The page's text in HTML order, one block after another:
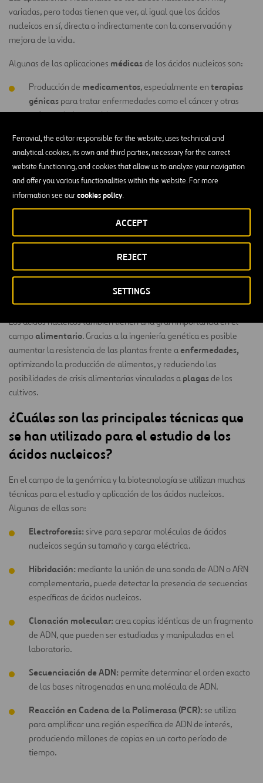
Ferrovial, the editor responsible for the website, uses technical and
analytical cookies, its own and third parties, necessary for the correct
website functioning, and cookies that allow us to analyze your navigation
and offer you various functionalities within the website. For more
information see ourcookies policy.
SETTINGS
REJECT
ACCEPT
variadas, pero todas tienen que ver, al igual que los ácidos
nucleicos en sí, directa o indirectamente con la conservación y
mejora de la vida.
Algunas de las aplicaciones médicasde los ácidos nucleicos son:
Producción de medicamentos, especialmente en terapias
génicas para tratar enfermedades como el cáncer y otras
enfermedades genéticas.
Creación deproductos biotecnológicos, como enzimas y
proteínas recombinantes que se utilizan en la industria
farmacéutica y cosmética.
Diagnóstico de enfermedades infecciosas y genéticas
(por sus siglas del inglésPolymerase Chain Reaction
en Cadena de la Polimerasa).
en los campos de biología molecular, genética
y biotecnología centrada en la estructura y función de los
Los ácidos nucleicos también tienen una gran importancia en el
campo alimentario. Gracias a la ingeniería genética es posible
aumentar la resistencia de las plantas frente a enfermedades,
optimizando la producción de alimentos, y reduciendo las
posibilidades de crisis alimentarias vinculadas a plagasde los
cultivos.
¿Cuáles son las principales técnicas que
se han utilizado para el estudio de los
ácidos nucleicos?
En el campo de la genómica y la biotecnología se utilizan muchas
técnicas para el estudio y aplicación de los ácidos nucleicos.
Algunas de ellas son:
Electroforesis: sirve para separar moléculas de ácidos
nucleicos según su tamaño y carga eléctrica.
Hibridación: mediante la unión de una sonda de ADN o ARN
complementaria, puede detectar la presencia de secuencias
específicas de ácidos nucleicos.
Clonación molecular: crea copias idénticas de un fragmento
de ADN, que pueden ser estudiadas y manipuladas en el
laboratorio.
Secuenciación de ADN: permite determinar el orden exacto
de las bases nitrogenadas en una molécula de ADN.
Reacción en Cadena de la Polimerasa (PCR): se utiliza
para amplificar una región específica de ADN de interés,
produciendo millones de copias en un corto período de
tiempo.